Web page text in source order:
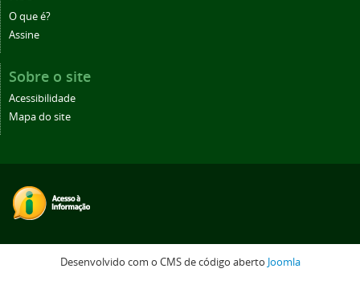
O que é?
Assine
Sobre o site
Acessibilidade
Mapa do site
Desenvolvido com o CMS de código aberto Joomla